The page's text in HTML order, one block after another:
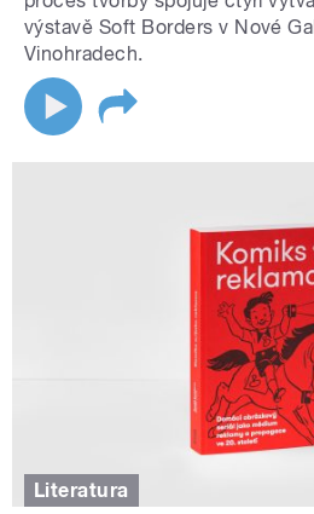
výstavě Soft Borders v Nové
Vinohradech.
Literatura